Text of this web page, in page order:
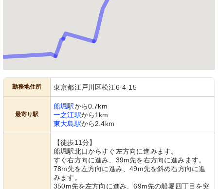
勤務地住所 東京都江戸川区松江6-4-15
最寄り駅
船堀駅から0.7km
一之江駅から1km
東大島駅から2.4km
【徒歩11分】
船堀駅北口からすぐ左方向に進みます。
すぐ右方向に進み、39m先を右方向に進みます。
78m先を左方向に進み、49m先を斜め右方向に進
みます。
350m先を左方向に進み、69m先の船堀四丁目を突